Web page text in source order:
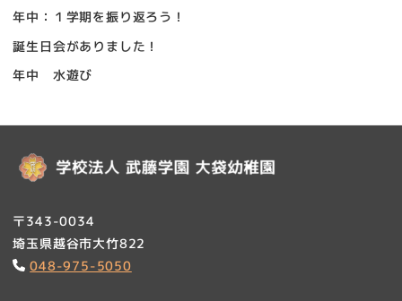
年中：１学期を振り返ろう！
誕生日会がありました！
年中 水遊び
〒343-0034
埼玉県越谷市大竹822
048-975-5050